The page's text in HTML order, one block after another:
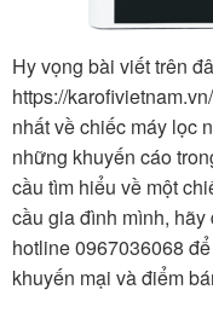
Hy vọng bài viết trên
https://
nhất về chiếc máy lọc
những khuyến cáo
cầu tìm hiểu về một
cầu gia đình mình,
hotline 0967036068
khuyến mại và điểm